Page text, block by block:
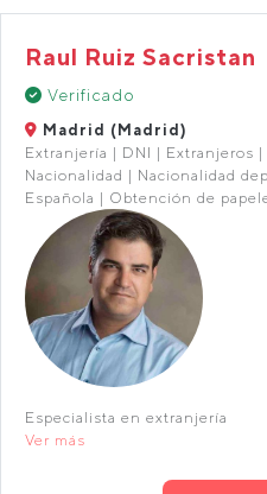
Raul Ruiz Sacristan
Verificado
Madrid (Madrid)
Extranjería | DNI | Extranjeros
Nacionalidad | Nacionalidad
Española | Obtención de
Especialista en extranjería
Ver más